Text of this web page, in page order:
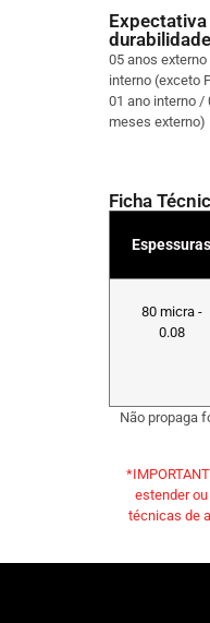
Expectativa
durabilidade
05 anos
interno (exceto
01 ano interno /
meses externo)
Ficha
Espessuras
80 micra -
0.08
Não propaga
estender
técnicas de